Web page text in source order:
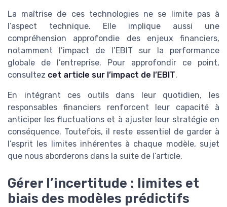
La maîtrise de ces technologies ne se limite pas à
l’aspect technique. Elle implique aussi une
compréhension approfondie des enjeux financiers,
notamment l’impact de l’EBIT sur la performance
globale de l’entreprise. Pour approfondir ce point,
consultez cet article sur l’impact de l’EBIT.
En intégrant ces outils dans leur quotidien, les
responsables financiers renforcent leur capacité à
anticiper les fluctuations et à ajuster leur stratégie en
conséquence. Toutefois, il reste essentiel de garder à
l’esprit les limites inhérentes à chaque modèle, sujet
que nous aborderons dans la suite de l’article.
Gérer l’incertitude : limites et
biais des modèles prédictifs